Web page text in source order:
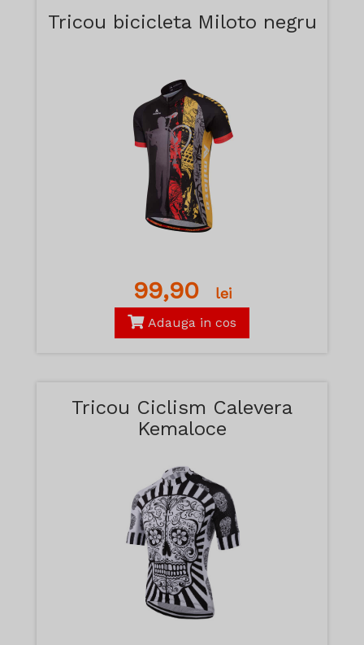
Tricou bicicleta Miloto negru
99,90 lei
Adauga in cos
Tricou Ciclism Calevera
Kemaloce